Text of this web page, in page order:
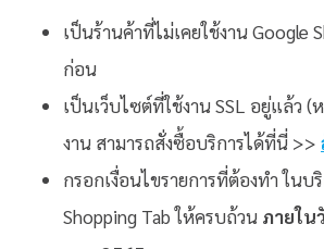
เป็นร้านค้าที่ไม่เคยใช้งาน Google
ก่อน
เป็นเว็บไซต์ที่ใช้งาน SSL อยู่แล้ว (
งาน สามารถสั่งซื้อบริการได้ที่นี่ >>
กรอกเงื่อนไขรายการที่ต้องทำ ในบ
Shopping Tab ให้ครบถ้วน ภายใน